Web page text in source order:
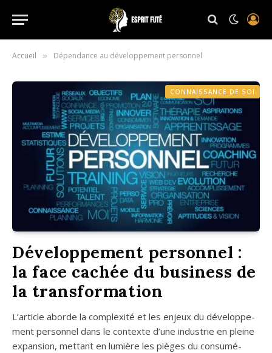
Accueil » Dépendance au développement personnel
CONNAISSANCE DE SOI
Développement personnel :
la face cachée du business de
la transformation
L’ar­ticle aborde la com­plexi­té et les enjeux du déve­lop­pe­
ment per­son­nel dans le contexte d’une indus­trie en pleine
expan­sion, met­tant en lumière les pièges du consu­mé­